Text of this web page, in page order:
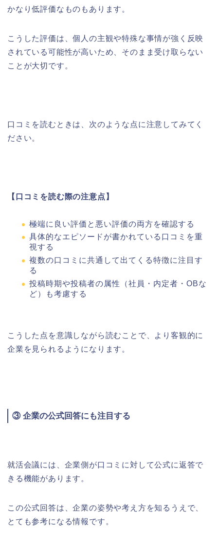
かなり低評価なものもあります。
こうした評価は、個人の主観や特殊な事情が強く反映
されている可能性が高いため、そのまま受け取らない
ことが大切です。
口コミを読むときは、次のような点に注意してみてく
ださい。
【口コミを読む際の注意点】
極端に良い評価と悪い評価の両方を確認する
具体的なエピソードが書かれている口コミを重
視する
複数の口コミに共通して出てくる特徴に注目す
る
投稿時期や投稿者の属性（社員・内定者・OBな
ど）も考慮する
こうした点を意識しながら読むことで、より客観的に
企業を見られるようになります。
③ 企業の公式回答にも注目する
就活会議には、企業側が口コミに対して公式に返答で
きる機能があります。
この公式回答は、企業の姿勢や考え方を知るうえで、
とても参考になる情報です。